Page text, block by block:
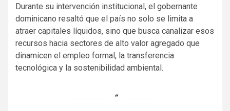
Durante su intervención institucional, el gobernante
dominicano resaltó que el país no solo se limita a
atraer capitales líquidos, sino que busca canalizar esos
recursos hacia sectores de alto valor agregado que
dinamicen el empleo formal, la transferencia
tecnológica y la sostenibilidad ambiental.